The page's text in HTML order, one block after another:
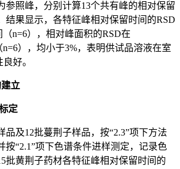
参照峰，分别计算13个共有峰的相对保留
结果显示，各特征峰相对保留时间的RSD
（n=6），相对峰面积的RSD在
n=6），均小于3%，表明供试品溶液在室
好。
立
定
品及12批蔓荆子样品，按“2.3”项下方法
按“2.1”项下色谱条件进样测定，记录色
批黄荆子药材各特征峰相对保留时间的